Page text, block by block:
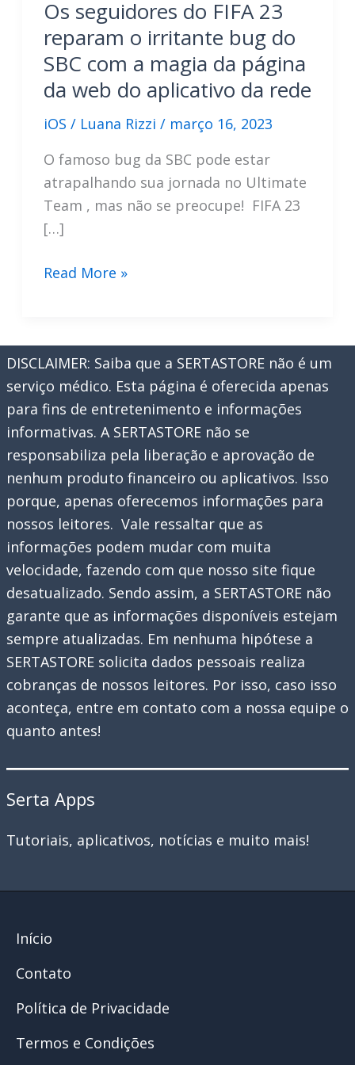
Os seguidores do FIFA 23
reparam o irritante bug do
SBC com a magia da página
da web do aplicativo da rede
iOS / Luana Rizzi / março 16, 2023
O famoso bug da SBC pode estar
atrapalhando sua jornada no Ultimate
Team , mas não se preocupe! FIFA 23
[…]
Os
FIFA
23
reparam
o
irritante
bug
do
SBC
com
a
magia
da
página
da
web
do
aplicativo
da
Read More »
DISCLAIMER: Saiba que a SERTASTORE não é um
serviço médico. Esta página é oferecida apenas
para fins de entretenimento e informações
informativas. A SERTASTORE não se
responsabiliza pela liberação e aprovação de
nenhum produto financeiro ou aplicativos. Isso
porque, apenas oferecemos informações para
nossos leitores. Vale ressaltar que as
informações podem mudar com muita
velocidade, fazendo com que nosso site fique
desatualizado. Sendo assim, a SERTASTORE não
garante que as informações disponíveis estejam
sempre atualizadas. Em nenhuma hipótese a
SERTASTORE solicita dados pessoais realiza
cobranças de nossos leitores. Por isso, caso isso
aconteça, entre em contato com a nossa equipe o
quanto antes!
Serta Apps
Tutoriais, aplicativos, notícias e muito mais!
Início
Contato
Política de Privacidade
Termos e Condições